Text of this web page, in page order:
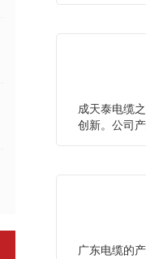
成天泰电缆
创新。公司
广东电缆的